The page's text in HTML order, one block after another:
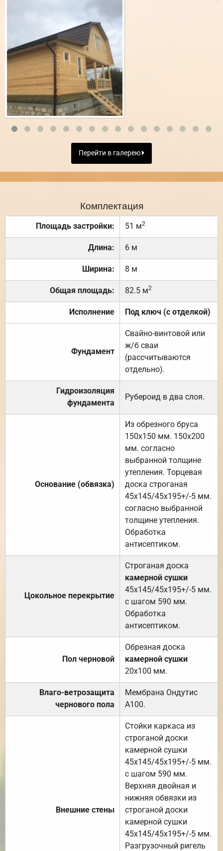
Перейти в галерею
Комплектация
Площадь застройки: 51 м2
Длина: 6 м
Ширина: 8 м
Общая площадь: 82.5 м2
Исполнение Под ключ (с отделкой)
Фундамент
Свайно-винтовой или
ж/б сваи
(рассчитываются
отдельно).
Гидроизоляция
фундамента
Рубероид в два слоя.
Основание (обвязка)
Из обрезного бруса
150х150 мм. 150х200
мм. согласно
выбранной толщине
утепления. Торцевая
доска строганая
45х145/45х195+/-5 мм.
согласно выбранной
толщине утепления.
Обработка
антисептиком.
Цокольное перекрытие
Строганая доска
камерной сушки
45х145/45х195+/-5 мм.
с шагом 590 мм.
Обработка
антисептиком.
Пол черновой
Обрезная доска
камерной сушки
20х100 мм.
Влаго-ветрозащита
чернового пола
Мембрана Ондутис
А100.
Внешние стены
Стойки каркаса из
строганой доски
камерной сушки
45х145/45х195+/-5 мм.
с шагом 590 мм.
Верхняя двойная и
нижняя обвязки из
строганой доски
камерной сушки
45х145/45х195+/-5 мм.
Разгрузочный ригель